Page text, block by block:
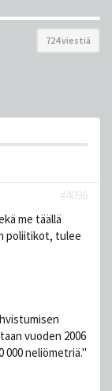
724 viestiä
#4096
me täällä
poliitikot, tulee
vuoden 2006
000 neliömetriä."